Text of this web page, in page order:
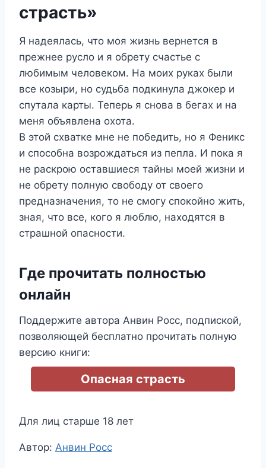
страсть»
Я надеялась, что моя жизнь вернется в
прежнее русло и я обрету счастье с
любимым человеком. На моих руках были
все козыри, но судьба подкинула джокер и
спутала карты. Теперь я снова в бегах и на
меня объявлена охота.
В этой схватке мне не победить, но я Феникс
и способна возрождаться из пепла. И пока я
не раскрою оставшиеся тайны моей жизни и
не обрету полную свободу от своего
предназначения, то не смогу спокойно жить,
зная, что все, кого я люблю, находятся в
страшной опасности.
Где прочитать полностью
онлайн
Поддержите автора Анвин Росс, подпиской,
позволяющей бесплатно прочитать полную
версию книги:
Опасная страсть
Для лиц старше 18 лет
Метки
Автор: Анвин Росс